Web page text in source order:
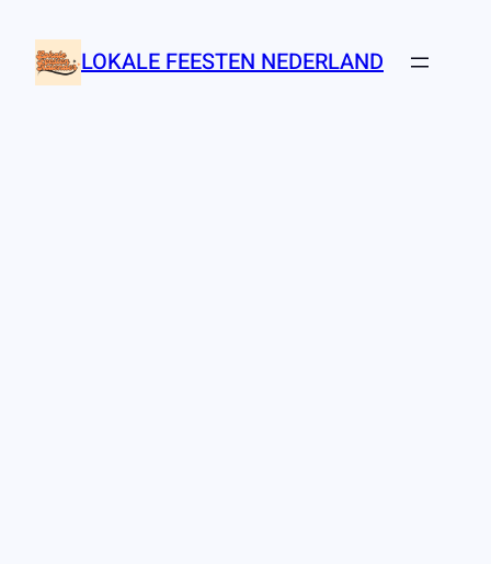
naar
LOKALE FEESTEN NEDERLAND